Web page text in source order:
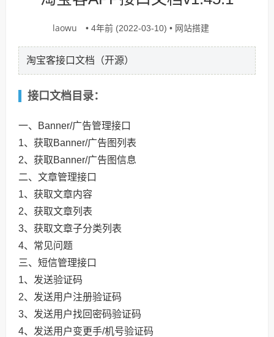
laowu • 4年前 (2022-03-10) • 网站搭建
淘宝客接口文档（开源）
接口文档目录：
一、Banner/广告管理接口
1、获取Banner/广告图列表
2、获取Banner/广告图信息
二、文章管理接口
1、获取文章内容
2、获取文章列表
3、获取文章子分类列表
4、常见问题
三、短信管理接口
1、发送验证码
2、发送用户注册验证码
3、发送用户找回密码验证码
4、发送用户变更手/机号验证码